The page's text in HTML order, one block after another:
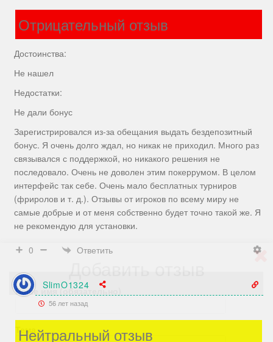
Отрицательный отзыв
Достоинства:
Не нашел
Недостатки:
Не дали бонус
Зарегистрировался из-за обещания выдать бездепозитный
бонус. Я очень долго ждал, но никак не приходил. Много раз
связывался с поддержкой, но никакого решения не
последовало. Очень не доволен этим покеррумом. В целом
интерфейс так себе. Очень мало бесплатных турниров
(фриролов и т. д.). Отзывы от игроков по всему миру не
самые добрые и от меня собственно будет точно такой же. Я
не рекомендую для установки.
0
Ответить
SlimO1324
56 лет назад
Нейтральный отзыв
Ваше имя (обязательно)
Тема